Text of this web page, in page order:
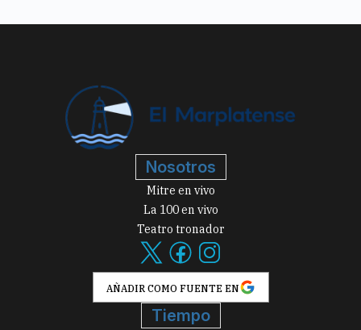
Nosotros
Mitre en vivo
La 100 en vivo
Teatro tronador
AÑADIR COMO FUENTE EN
Tiempo